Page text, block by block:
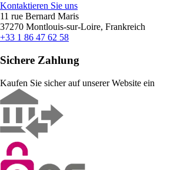
Kontaktieren Sie uns
11 rue Bernard Maris
37270 Montlouis-sur-Loire, Frankreich
+33 1 86 47 62 58
Sichere Zahlung
Kaufen Sie sicher auf unserer Website ein